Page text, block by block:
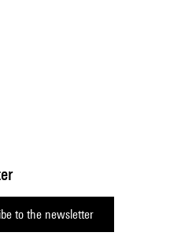
to the newsletter